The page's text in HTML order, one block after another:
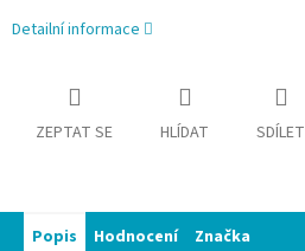
Detailní informace
ZEPTAT SE HLÍDAT SDÍLET
Popis Hodnocení Značka